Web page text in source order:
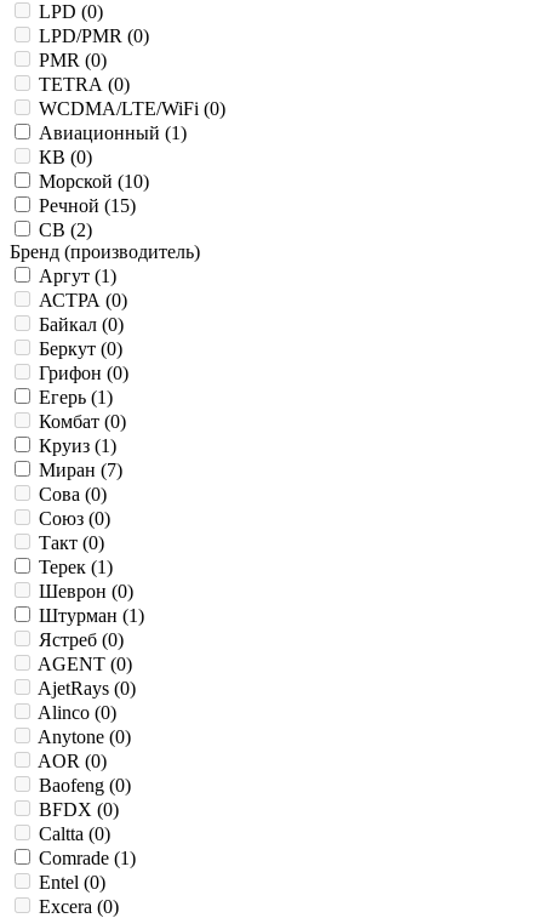
LPD (0)
LPD/PMR (0)
PMR (0)
TETRA (0)
WCDMA/LTE/WiFi (0)
Авиационный (1)
КВ (0)
Морской (10)
Речной (15)
СВ (2)
Бренд (производитель)
Аргут (1)
АСТРА (0)
Байкал (0)
Беркут (0)
Грифон (0)
Егерь (1)
Комбат (0)
Круиз (1)
Миран (7)
Сова (0)
Союз (0)
Такт (0)
Терек (1)
Шеврон (0)
Штурман (1)
Ястреб (0)
AGENT (0)
AjetRays (0)
Alinco (0)
Anytone (0)
AOR (0)
Baofeng (0)
BFDX (0)
Caltta (0)
Comrade (1)
Entel (0)
Excera (0)